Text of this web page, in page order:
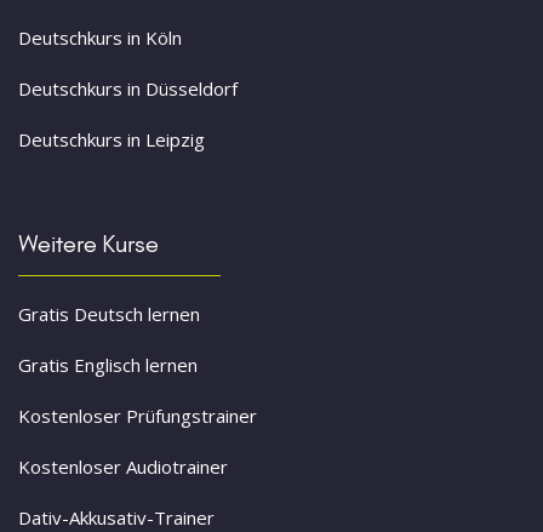
Deutschkurs in Köln
Deutschkurs in Düsseldorf
Deutschkurs in Leipzig
Weitere Kurse
Gratis Deutsch lernen
Gratis Englisch lernen
Kostenloser Prüfungstrainer
Kostenloser Audiotrainer
Dativ-Akkusativ-Trainer